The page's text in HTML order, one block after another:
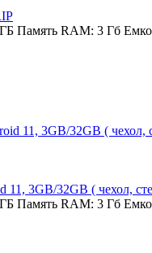
Память RAM: 3 Гб
3GB/32GB ( чехол,
Память RAM: 3 Гб